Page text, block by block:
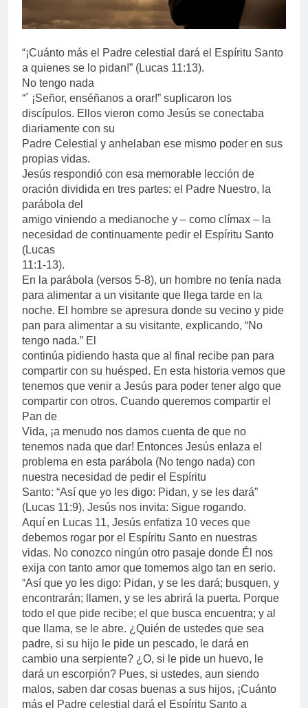
“¡Cuánto más el Padre celestial dará el Espíritu Santo
a quienes se lo pidan!” (Lucas 11:13).
No tengo nada
“´ ¡Señor, enséñanos a orar!” suplicaron los
discípulos. Ellos vieron como Jesús se conectaba
diariamente con su
Padre Celestial y anhelaban ese mismo poder en sus
propias vidas.
Jesús respondió con esa memorable lección de
oración dividida en tres partes: el Padre Nuestro, la
parábola del
amigo viniendo a medianoche y – como clímax – la
necesidad de continuamente pedir el Espíritu Santo
(Lucas
11:1-13).
En la parábola (versos 5-8), un hombre no tenía nada
para alimentar a un visitante que llega tarde en la
noche. El hombre se apresura donde su vecino y pide
pan para alimentar a su visitante, explicando, “No
tengo nada.” El
continúa pidiendo hasta que al final recibe pan para
compartir con su huésped. En esta historia vemos que
tenemos que venir a Jesús para poder tener algo que
compartir con otros. Cuando queremos compartir el
Pan de
Vida, ¡a menudo nos damos cuenta de que no
tenemos nada que dar! Entonces Jesús enlaza el
problema en esta parábola (No tengo nada) con
nuestra necesidad de pedir el Espíritu
Santo: “Así que yo les digo: Pidan, y se les dará”
(Lucas 11:9). Jesús nos invita: Sigue rogando.
Aquí en Lucas 11, Jesús enfatiza 10 veces que
debemos rogar por el Espíritu Santo en nuestras
vidas. No conozco ningún otro pasaje donde Él nos
exija con tanto amor que tomemos algo tan en serio.
“Así que yo les digo: Pidan, y se les dará; busquen, y
encontrarán; llamen, y se les abrirá la puerta. Porque
todo el que pide recibe; el que busca encuentra; y al
que llama, se le abre. ¿Quién de ustedes que sea
padre, si su hijo le pide un pescado, le dará en
cambio una serpiente? ¿O, si le pide un huevo, le
dará un escorpión? Pues, si ustedes, aun siendo
malos, saben dar cosas buenas a sus hijos, ¡Cuánto
más el Padre celestial dará el Espíritu Santo a